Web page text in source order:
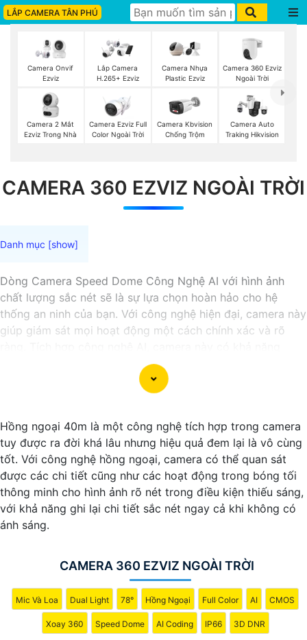
LẮP CAMERA TÂN PHÚ
Camera Onvif
Ezviz
Lắp Camera
H.265+ Ezviz
Camera Nhựa
Plastic Ezviz
Camera 360 Ezviz
Ngoài Trời
Camera 2 Mắt
Ezviz Trong Nhà
Camera Ezviz Full
Color Ngoài Trời
Camera Kbvision
Chống Trộm
Camera Auto
Traking Hikvision
CAMERA 360 EZVIZ NGOÀI TRỜI
Dòng Camera Speed Dome Công Nghệ AI với hình ảnh
chất lượng sắc nét sẽ là sự lựa chọn hoàn hảo cho hệ
thống an ninh của bạn. Với công nghệ hiện đại, camera này
giúp giám sát mọi hoạt động một cách chính xác và rõ
nhận diện và phân biệt đối tượng, giúp tăng cường hiệu
Hãy chọn Camera Speed Dome Công Nghệ AI để
và hãy đầu tư vào một giải pháp an ninh đáng tin cậy.
Hồng ngoại 40m là một công nghệ tích hợp trong camera
tuy được ra đời khá lâu nhưng hiệu quả đem lại là vô cùng
tốt. Với công nghệ hồng ngoại, camera có thể quan sát
được các chi tiết cũng như các hoạt động trong bóng tối
thông minh cho hình ảnh rõ nét trong điều kiện thiếu sáng,
với khả năng ghi lại chi tiết sắc nét ngay cả khi không có
ánh sáng.
CAMERA 360 EZVIZ NGOÀI TRỜI
Mic Và Loa Dual Light 78° Hồng Ngoại Full Color AI CMOS
Xoay 360 Speed Dome AI Coding IP66 3D DNR